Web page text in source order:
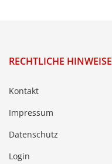
RECHTLICHE HINWEISE
Kontakt
Impressum
Datenschutz
Login